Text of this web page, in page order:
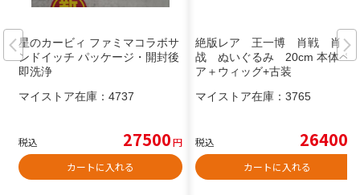
星のカービィ ファミマコラボサ
ンドイッチ パッケージ・開封後
即洗浄
マイストア在庫： 4737
税込 27500円
カートに入れる
絶版レア 王一博 肖戦 肖
战 ぬいぐるみ 20cm 本体ペ
ア＋ウィッグ+古装
マイストア在庫： 3765
税込 26400
カートに入れる